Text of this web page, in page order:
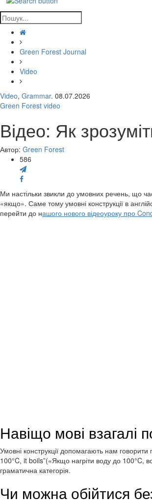
Green Forest Journal
Video
Video, Grammar. 08.07.2026
Green Forest video
Відео: Як
Автор: Green Forest
586
Ми настільки звикли до умовних речень, що
«якщо». Саме тому умовні конструкції в
перейти до нашого нового відеоуроку про
Навіщо мові взагалі
Умовні конструкції допомагають нам
100°C, it boils”(«Якщо нагріти воду до 100°C,
граматична категорія.
Чи можна обійтися